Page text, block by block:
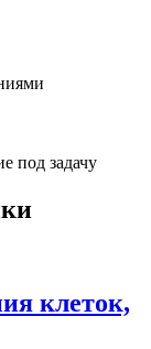
под задачу
клеток,